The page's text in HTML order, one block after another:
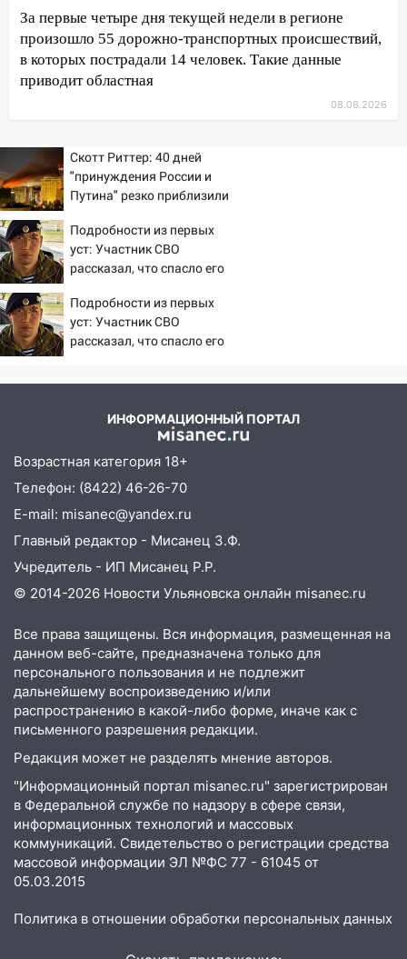
10:11 Директора ульяновской
«Нефтяной топливной компании» будут
судить за неуплату 48,4 млн рублей
налогов
пешеходы. Обзор крупных аварий в
Ульяновской области
08:30
Поджог со свечой, 16 сгоревших
домов и выстрел за водку
07:50
Какая погоды будет днем 8
августа
06:45
Императорский мост в
Ульяновске останется закрытым до
утра 10 августа
05:18 Судьба готовит сюрприз: гороскоп
деньгами, а кого ждет неожиданная
04:47
В Ульяновской области объявили
ракетную опасность: звучат сирены
07.08.2026
20:40
Ульяновские аграрии смогут
купить тракторы с отсрочкой платежа
до декабря
19:34 В следственном управлении
состоялось торжественное
мероприятие, приуроченное к
празднованию Дня сотрудника органов
следствия Российской Федерации
19:30 Ульяновцев приглашают
поддержать «Симбирскую чебурашку»
на фестивале «ФормАРТ»
18:11 Ульяновская область стала
пилотным регионом проекта
«Культурное долголетие»
17:23 Прогноз погоды в Ульяновской
области на 8 августа
За первые четыре дня текущей недели в регионе
произошло 55 дорожно-транспортных происшествий,
в которых пострадали 14 человек. Такие данные
приводит областная
08.08.2026
Скотт Риттер: 40 дней
"принуждения России и
Путина" резко приблизили
Подробности из первых
уст: Участник СВО
рассказал, что спасло его
Подробности из первых
уст: Участник СВО
рассказал, что спасло его
ИНФОРМАЦИОННЫЙ ПОРТАЛ
Возрастная категория 18+
Телефон: (8422) 46-26-70
E-mail: misanec@yandex.ru
Главный редактор - Мисанец З.Ф.
Учредитель - ИП Мисанец Р.Р.
© 2014-2026 Новости Ульяновска онлайн misanec.ru
Все права защищены. Вся информация, размещенная на
данном веб-сайте, предназначена только для
персонального пользования и не подлежит
дальнейшему воспроизведению и/или
распространению в какой-либо форме, иначе как с
письменного разрешения редакции.
Редакция может не разделять мнение авторов.
"Информационный портал misanec.ru" зарегистрирован
в Федеральной службе по надзору в сфере связи,
информационных технологий и массовых
коммуникаций. Свидетельство о регистрации средства
массовой информации ЭЛ №ФС 77 - 61045 от
05.03.2015
Политика в отношении обработки персональных данных